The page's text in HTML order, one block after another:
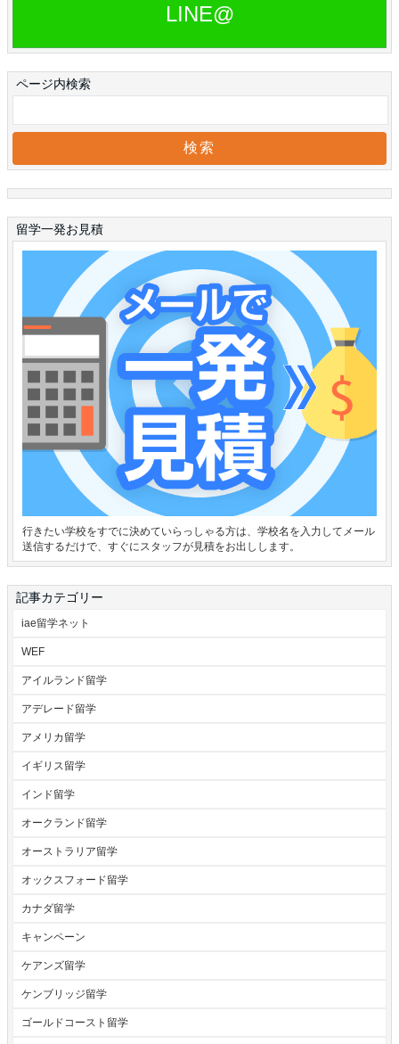
LINE@
ページ内検索
留学一発お見積
行きたい学校をすでに決めていらっしゃる方は、学校名を入力してメール
送信するだけで、すぐにスタッフが見積をお出しします。
記事カテゴリー
iae留学ネット
WEF
アイルランド留学
アデレード留学
アメリカ留学
イギリス留学
インド留学
オークランド留学
オーストラリア留学
オックスフォード留学
カナダ留学
キャンペーン
ケアンズ留学
ケンブリッジ留学
ゴールドコースト留学